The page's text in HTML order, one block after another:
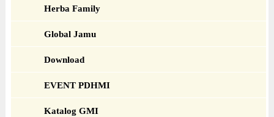
Herba Family
Global Jamu
Download
EVENT PDHMI
Katalog GMI